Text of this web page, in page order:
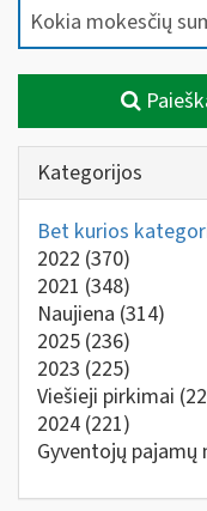
Kategorijos
Bet kurios
2022 (370)
2021 (348)
Naujiena (314)
2025 (236)
2023 (225)
Viešieji pirkimai
2024 (221)
Gyventojų pajamų